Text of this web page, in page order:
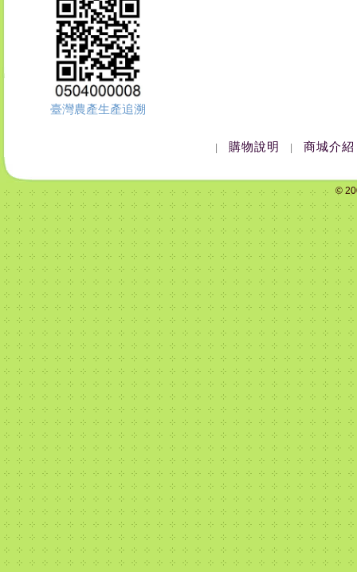
臺灣農產生產追溯
購物說明 商城介紹
©